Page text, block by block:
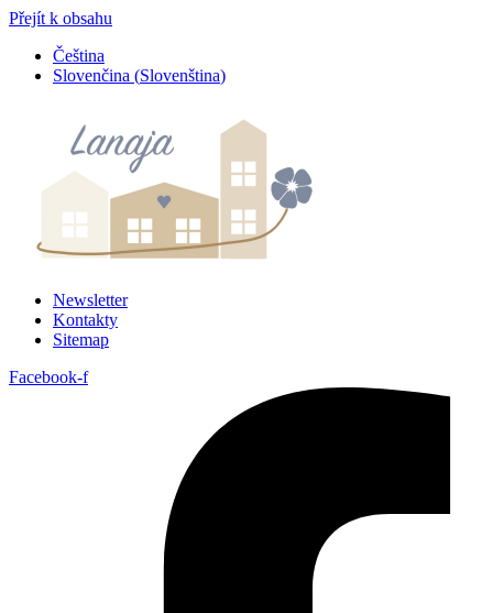
Přejít k obsahu
Čeština
Slovenčina (Slovenština)
Newsletter
Kontakty
Sitemap
Facebook-f